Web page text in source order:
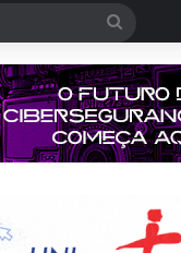
Procurar
por